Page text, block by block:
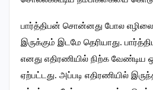
பார்த்திபன் சொன்னது போல
இருக்கும் இடமே தெரியாது.
எனது எதிரணியில் நிற்க வேண்டிய
ஏற்பட்டது. அப்படி எதிரணியில்